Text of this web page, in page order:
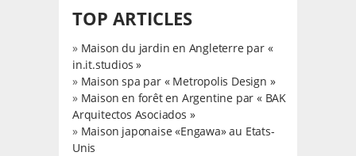
TOP ARTICLES
» Maison du jardin en Angleterre par «
in.it.studios »
» Maison spa par « Metropolis Design »
» Maison en forêt en Argentine par « BAK
Arquitectos Asociados »
» Maison japonaise «Engawa» au Etats-
Unis